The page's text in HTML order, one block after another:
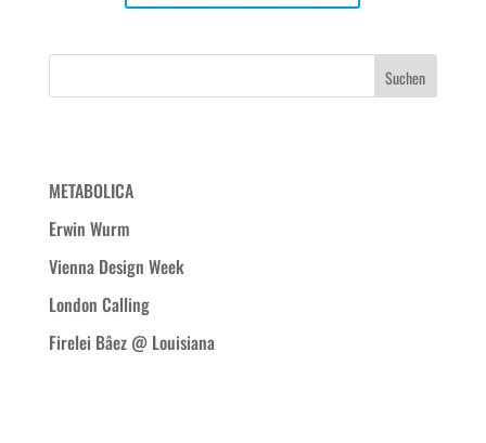
METABOLICA
Erwin Wurm
Vienna Design Week
London Calling
Firelei Bâez @ Louisiana